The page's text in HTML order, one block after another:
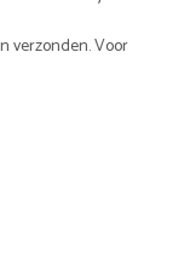
verzonden. Voor